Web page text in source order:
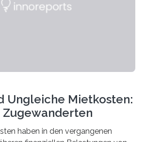
Ungleiche Mietkosten:
Zugewanderten
haben in den vergangenen